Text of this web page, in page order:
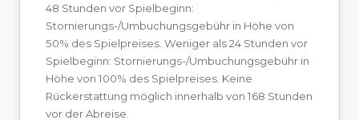
48 Stunden vor Spielbeginn:
Stornierungs-/Umbuchungsgebühr in Höhe von
50% des Spielpreises. Weniger als 24 Stunden vor
Spielbeginn: Stornierungs-/Umbuchungsgebühr in
Höhe von 100% des Spielpreises. Keine
Rückerstattung möglich innerhalb von 168 Stunden
vor der Abreise.